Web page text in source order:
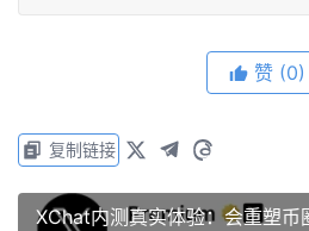
赞 (0)
复制链接
XChat内测真实体验：会重塑币